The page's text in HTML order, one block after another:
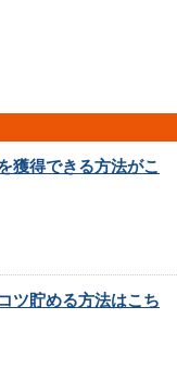
獲得できる方法がこ
ツ貯める方法はこち